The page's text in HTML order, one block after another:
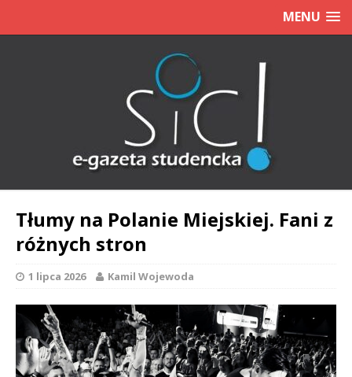
MENU
Tłumy na Polanie Miejskiej. Fani z
różnych stron
1 lipca 2026 Kamil Wojewoda